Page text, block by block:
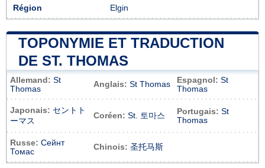
Région Elgin
TOPONYMIE ET TRADUCTION
DE ST. THOMAS
Allemand: St
Thomas
Anglais: St Thomas Espagnol: St
Thomas
Japonais: セントト
ーマス
Coréen: St. 토마스 Portugais: St
Thomas
Russe: Сейнт
Томас
Chinois: 圣托马斯